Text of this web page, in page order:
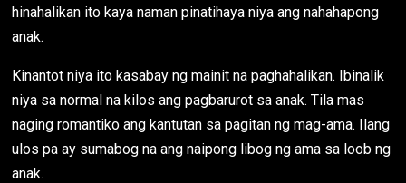
hinahalikan ito kaya naman pinatihaya niya ang nahahapong
anak.
Kinantot niya ito kasabay ng mainit na paghahalikan. Ibinalik
niya sa normal na kilos ang pagbarurot sa anak. Tila mas
naging romantiko ang kantutan sa pagitan ng mag-ama. Ilang
ulos pa ay sumabog na ang naipong libog ng ama sa loob ng
anak.